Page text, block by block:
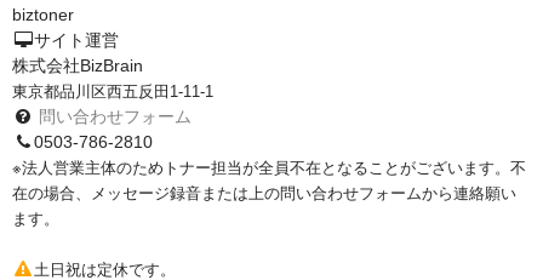
biztoner
サイト運営
株式会社BizBrain
東京都品川区西五反田1-11-1
問い合わせフォーム
0503-786-2810
※法人営業主体のためトナー担当が全員不在となることがございます。不
在の場合、メッセージ録音または上の問い合わせフォームから連絡願い
ます。
土日祝は定休です。